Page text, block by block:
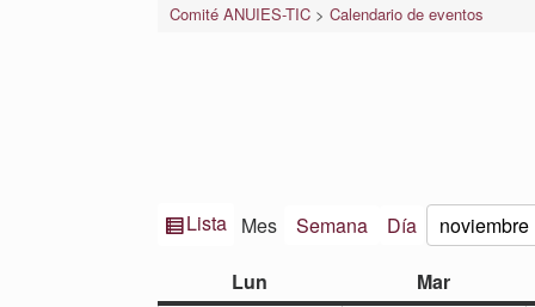
Comité ANUIES-TIC> Calendario de eventos
Ver
Lista Mes Semana Día Mes
Año
Lun Marmartes